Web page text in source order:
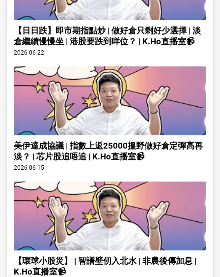
【日日跌】即市期指點炒 | 做好倉只剩好少選擇 | 淡
倉繼續慢慢坐 | 港股要跌到咩位？ | K.Ho直播室📹
2026-06-22
美伊達成協議 | 指數上返25000搵野做好倉定彈高再
淡？ | 芯片股追唔追 | K.Ho直播室📹
2026-06-15
【環球小股災】 | 智譜壁仞入北水 | 非農後傳加息 |
K.Ho直播室📹